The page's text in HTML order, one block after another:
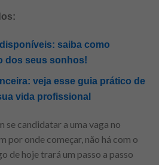
saiba como
dos seus sonhos!
veja esse guia prático de
vida profissional
se candidatar a uma vaga no
por onde começar, não há com o
de hoje trará um passo a passo